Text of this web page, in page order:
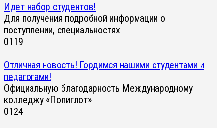
Идет набор студентов!
Для получения подробной информации о
поступлении, специальностях
0119
Отличная новость! Гордимся нашими студентами и
педагогами!
Официальную благодарность Международному
колледжу «Полиглот»
0124